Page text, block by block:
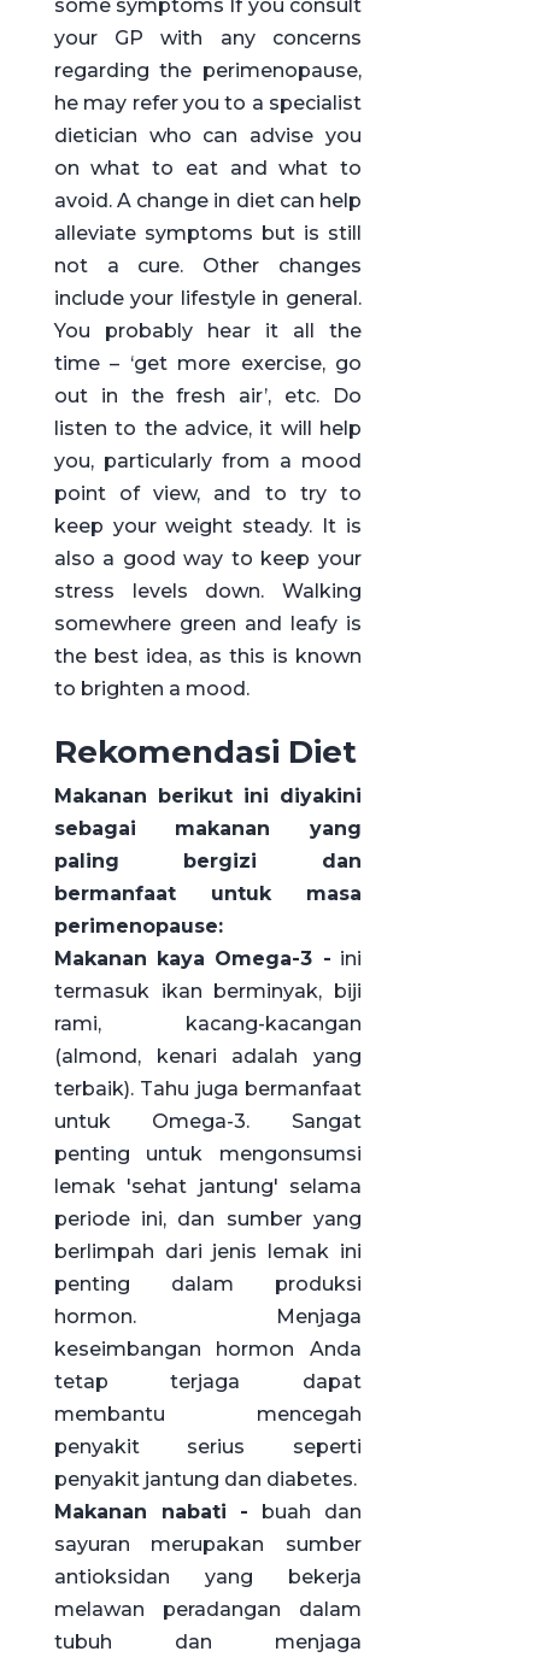
some symptoms If you consult
your GP with any concerns
regarding the perimenopause,
he may refer you to a specialist
dietician who can advise you
on what to eat and what to
avoid. A change in diet can help
alleviate symptoms but is still
not a cure. Other changes
include your lifestyle in general.
You probably hear it all the
time – ‘get more exercise, go
out in the fresh air’, etc. Do
listen to the advice, it will help
you, particularly from a mood
point of view, and to try to
keep your weight steady. It is
also a good way to keep your
stress levels down. Walking
somewhere green and leafy is
the best idea, as this is known
to brighten a mood.
Rekomendasi Diet
Makanan berikut ini diyakini
sebagai makanan yang
paling bergizi dan
bermanfaat untuk masa
perimenopause:
Makanan kaya Omega-3 - ini
termasuk ikan berminyak, biji
rami, kacang-kacangan
(almond, kenari adalah yang
terbaik). Tahu juga bermanfaat
untuk Omega-3. Sangat
penting untuk mengonsumsi
lemak 'sehat jantung' selama
periode ini, dan sumber yang
berlimpah dari jenis lemak ini
penting dalam produksi
hormon. Menjaga
keseimbangan hormon Anda
tetap terjaga dapat
membantu mencegah
penyakit serius seperti
penyakit jantung dan diabetes.
Makanan nabati - buah dan
sayuran merupakan sumber
antioksidan yang bekerja
melawan peradangan dalam
tubuh dan menjaga